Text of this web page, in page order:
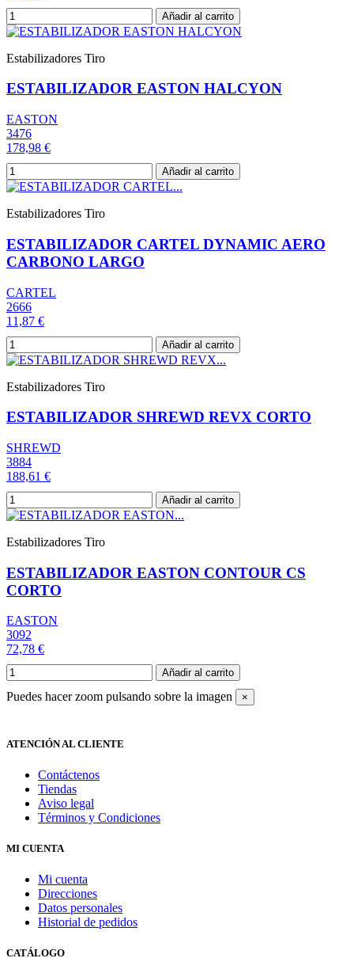
Añadir al carrito
Estabilizadores Tiro
ESTABILIZADOR EASTON HALCYON
EASTON
3476
178,98 €
Añadir al carrito
Estabilizadores Tiro
ESTABILIZADOR CARTEL DYNAMIC AERO
CARBONO LARGO
CARTEL
2666
11,87 €
Añadir al carrito
Estabilizadores Tiro
ESTABILIZADOR SHREWD REVX CORTO
SHREWD
3884
188,61 €
Añadir al carrito
Estabilizadores Tiro
ESTABILIZADOR EASTON CONTOUR CS
CORTO
EASTON
3092
72,78 €
Añadir al carrito
Puedes hacer zoom pulsando sobre la imagen ×
ATENCIÓN AL CLIENTE
Contáctenos
Tiendas
Aviso legal
Términos y Condiciones
MI CUENTA
Mi cuenta
Direcciones
Datos personales
Historial de pedidos
CATÁLOGO